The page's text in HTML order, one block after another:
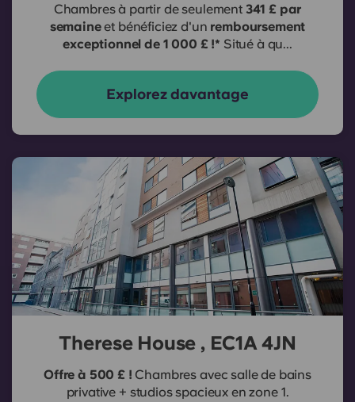
Chambres à partir de seulement 341 £ par
semaineet bénéficiez d'un remboursement
exceptionnel de 1 000 £ !* Situé à qu...
Explorez davantage
Therese House , EC1A 4JN
Offre à 500 £ ! Chambres avec salle de bains
privative + studios spacieux en zone 1.